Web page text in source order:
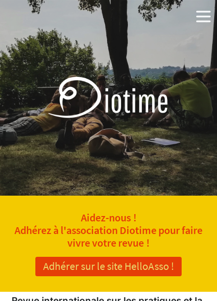
Aidez-nous !
Adhérez à l'association Diotime pour faire
vivre votre revue !
Adhérer sur le site HelloAsso !